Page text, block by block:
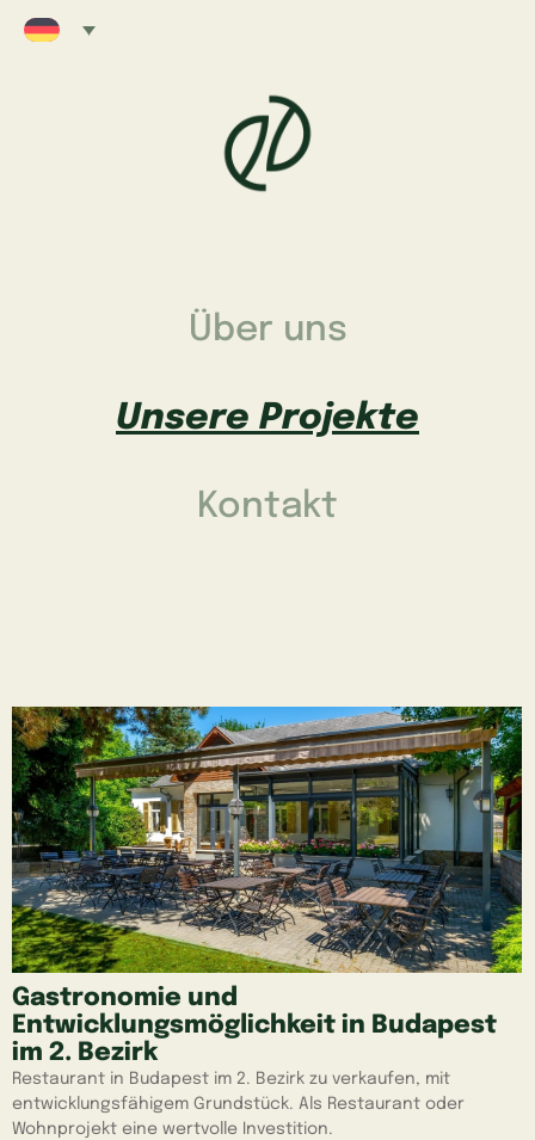
Über uns
Unsere Projekte
Kontakt
Gastronomie und
Entwicklungsmöglichkeit in Budapest
im 2. Bezirk
Restaurant in Budapest im 2. Bezirk zu verkaufen, mit
entwicklungsfähigem Grundstück. Als Restaurant oder
Wohnprojekt eine wertvolle Investition.